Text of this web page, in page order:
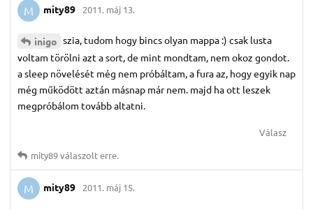
M mity89 2011. máj 13.
inigo szia, tudom hogy bincs olyan mappa :) csak lusta
voltam törölni azt a sort, de mint mondtam, nem okoz gondot.
a sleep növelését még nem próbáltam, a fura az, hogy egyik nap
még működött aztán másnap már nem. majd ha ott leszek
megpróbálom tovább altatni.
Válasz
mity89válaszolt erre.
M mity89 2011. máj 15.